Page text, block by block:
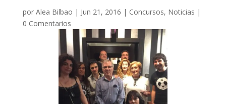
por Alea Bilbao | Jun 21, 2016 | Concursos, Noticias |
0 Comentarios